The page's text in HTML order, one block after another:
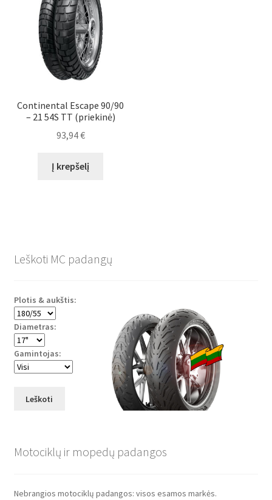
Continental Escape 90/90
– 21 54S TT (priekinė)
93,94€
Į krepšelį
Leškoti MC padangų
Plotis & aukštis:
Diametras:
Gamintojas:
Leškoti
Motociklų ir mopedų padangos
Nebrangios motociklų padangos: visos esamos markės.